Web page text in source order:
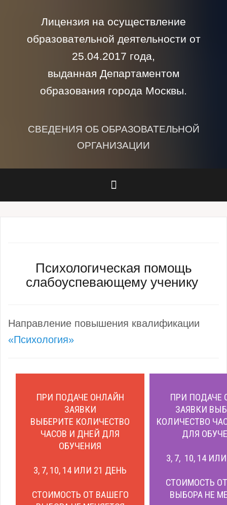
Лицензия на осуществление
образовательной деятельности от
25.04.2017 года,
выданная Департаментом
образования города Москвы.
СВЕДЕНИЯ ОБ ОБРАЗОВАТЕЛЬНОЙ
ОРГАНИЗАЦИИ
Психологическая помощь
слабоуспевающему ученику
Направление повышения квалификации
«Психология»
ПРИ ПОДАЧЕ ОНЛАЙН
ЗАЯВКИ
ВЫБЕРИТЕ КОЛИЧЕСТВО
ЧАСОВ И ДНЕЙ ДЛЯ
ОБУЧЕНИЯ
3, 7, 10, 14 ИЛИ 21 ДЕНЬ
СТОИМОСТЬ ОТ ВАШЕГО
ПРИ ПОДАЧЕ
ЗАЯВКИ
КОЛИЧЕСТВО
ДЛЯ
3, 7, 10, 14
СТОИМОСТЬ
ВЫБОРА НЕ